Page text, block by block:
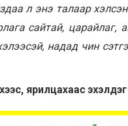
л энэ талаар
сайтай, царайлаг,
надад чин
ярилцахаас эхэлдэг